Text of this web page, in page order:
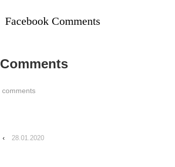
Facebook Comments
Comments
comments
‹ 28.01.2020